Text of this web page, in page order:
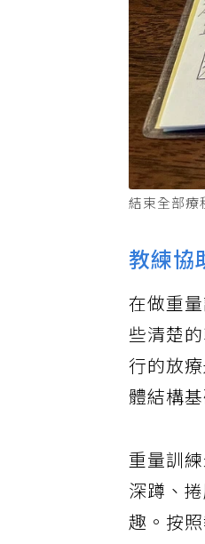
結束全部
教練協
在做重
些清楚
行的放
體結構
重量訓
深蹲、
趣。按